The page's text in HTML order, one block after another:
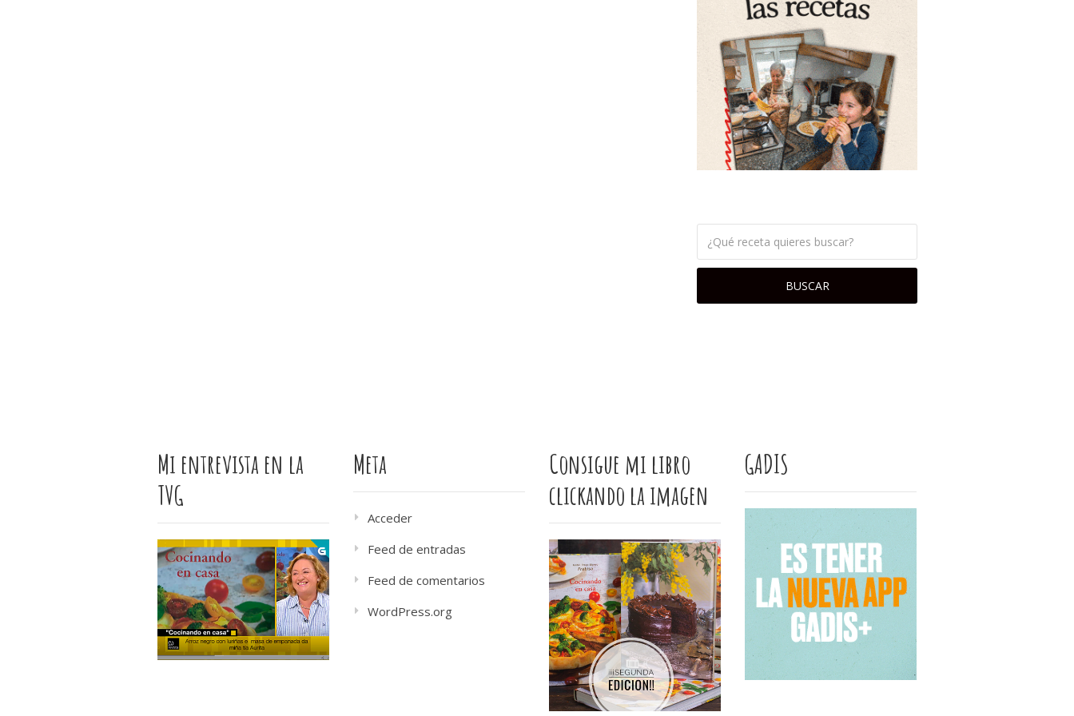
Mi entrevista en la
TVG
Meta
Acceder
Feed de entradas
Feed de comentarios
WordPress.org
Consigue mi libro
clickando la imagen
GADIS